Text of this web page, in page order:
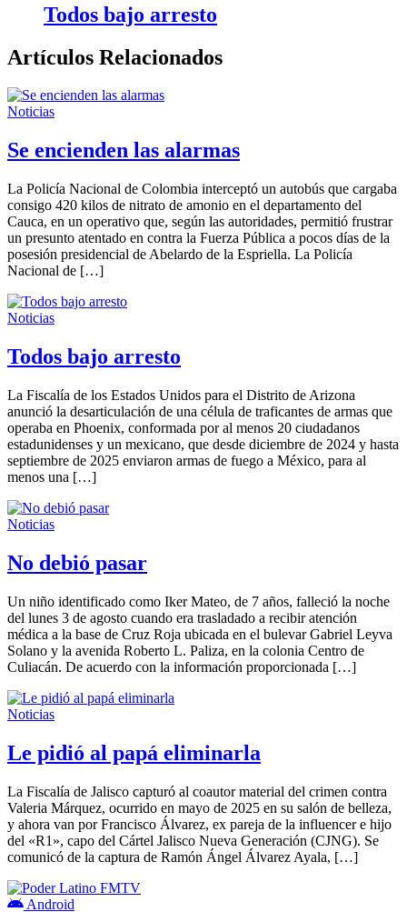
Todos bajo arresto
Artículos Relacionados
Noticias
Se encienden las alarmas
La Policía Nacional de Colombia interceptó un autobús que cargaba
consigo 420 kilos de nitrato de amonio en el departamento del
Cauca, en un operativo que, según las autoridades, permitió frustrar
un presunto atentado en contra la Fuerza Pública a pocos días de la
posesión presidencial de Abelardo de la Espriella. La Policía
Nacional de […]
Noticias
Todos bajo arresto
La Fiscalía de los Estados Unidos para el Distrito de Arizona
anunció la desarticulación de una célula de traficantes de armas que
operaba en Phoenix, conformada por al menos 20 ciudadanos
estadunidenses y un mexicano, que desde diciembre de 2024 y hasta
septiembre de 2025 enviaron armas de fuego a México, para al
menos una […]
Noticias
No debió pasar
Un niño identificado como Iker Mateo, de 7 años, falleció la noche
del lunes 3 de agosto cuando era trasladado a recibir atención
médica a la base de Cruz Roja ubicada en el bulevar Gabriel Leyva
Solano y la avenida Roberto L. Paliza, en la colonia Centro de
Culiacán. De acuerdo con la información proporcionada […]
Noticias
Le pidió al papá eliminarla
La Fiscalía de Jalisco capturó al coautor material del crimen contra
Valeria Márquez, ocurrido en mayo de 2025 en su salón de belleza,
y ahora van por Francisco Álvarez, ex pareja de la influencer e hijo
del «R1», capo del Cártel Jalisco Nueva Generación (CJNG). Se
comunicó de la captura de Ramón Ángel Álvarez Ayala, […]
Android